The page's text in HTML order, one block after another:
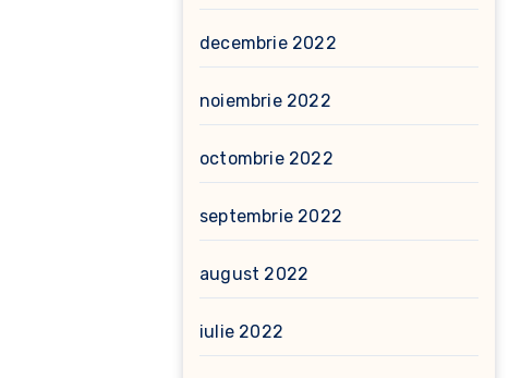
decembrie 2022
noiembrie 2022
octombrie 2022
septembrie 2022
august 2022
iulie 2022